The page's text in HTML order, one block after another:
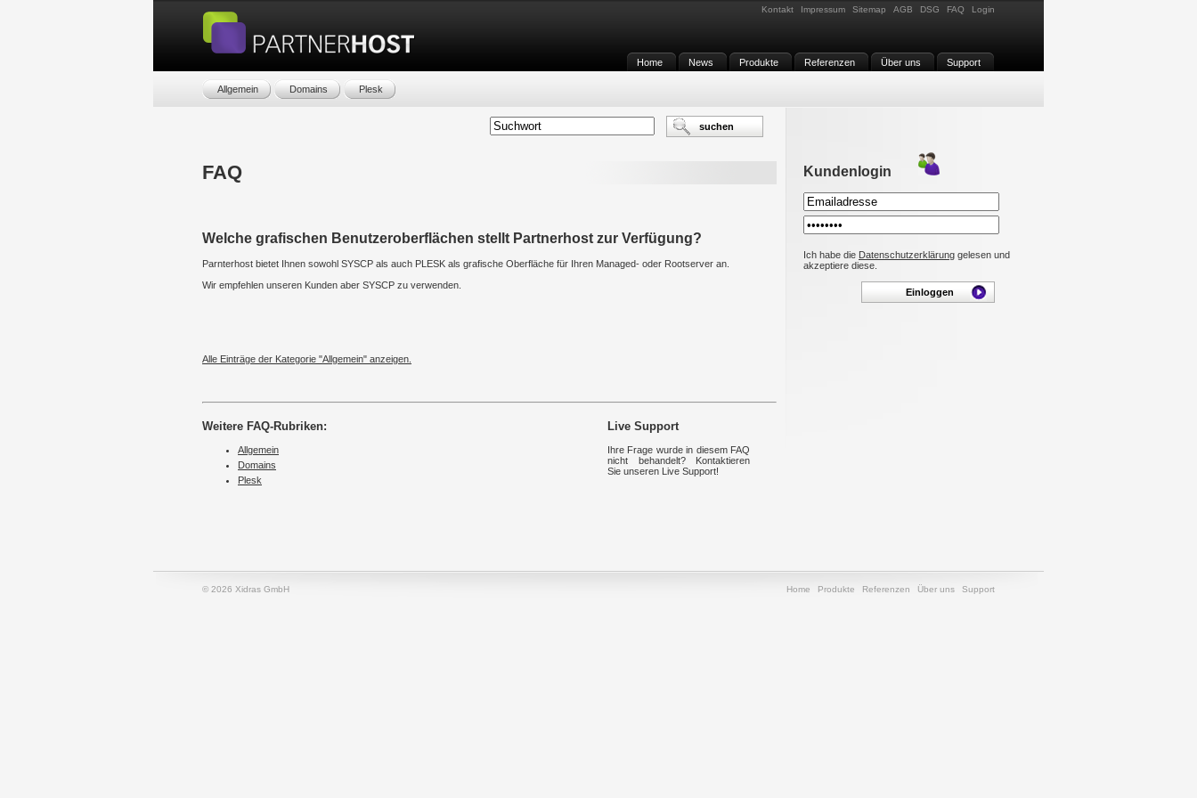
Kontakt Impressum Sitemap AGB DSG FAQ Login
Home News Produkte Referenzen Über uns Support
Allgemein Domains Plesk
FAQ
Welche grafischen Benutzeroberflächen stellt Partnerhost zur Verfügung?
Parnterhost bietet Ihnen sowohl SYSCP als auch PLESK als grafische Oberfläche für Ihren Managed- oder Rootserver an.
Wir empfehlen unseren Kunden aber SYSCP zu verwenden.
Alle Einträge der Kategorie "Allgemein" anzeigen.
Weitere FAQ-Rubriken:
Allgemein
Domains
Plesk
Live Support
Ihre Frage wurde in diesem FAQ
nicht behandelt? Kontaktieren
Sie unseren Live Support!
Kundenlogin
Ich habe die Datenschutzerklärung gelesen und
akzeptiere diese.
© 2026 Xidras GmbH Home Produkte Referenzen Über uns Support